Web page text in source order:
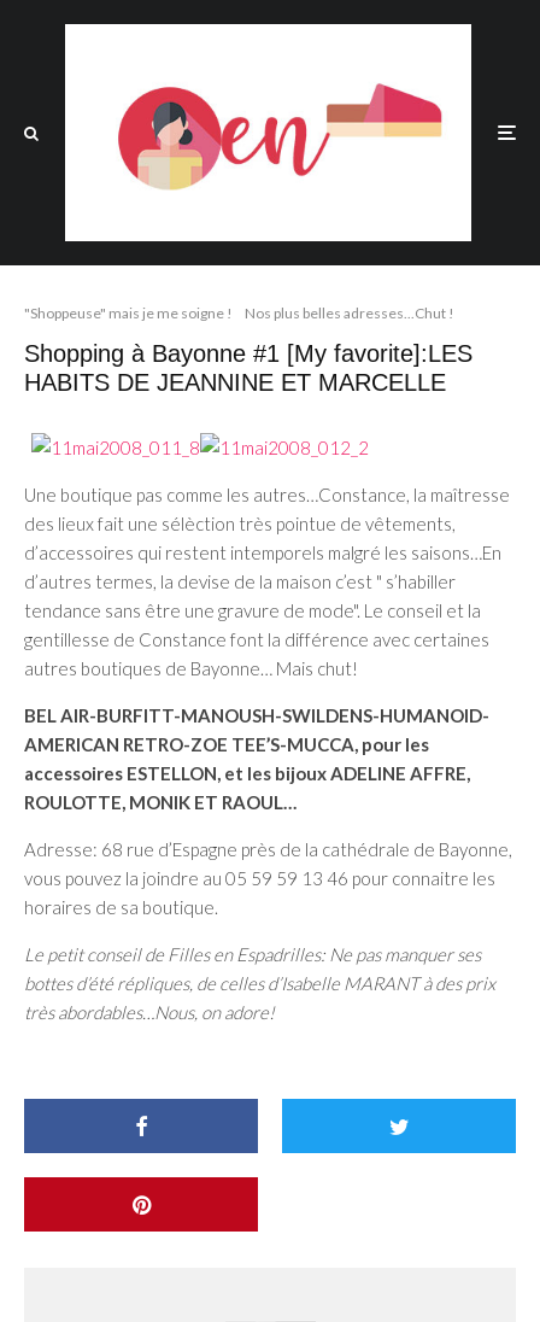
"Shoppeuse" mais je me soigne ! Nos plus belles adresses...Chut !
Shopping à Bayonne #1 [My favorite]:LES
HABITS DE JEANNINE ET MARCELLE
Une boutique pas comme les autres…Constance, la maîtresse
des lieux fait une sélèction très pointue de vêtements,
d’accessoires qui restent intemporels malgré les saisons…En
d’autres termes, la devise de la maison c’est " s’habiller
tendance sans être une gravure de mode". Le conseil et la
gentillesse de Constance font la différence avec certaines
autres boutiques de Bayonne… Mais chut!
BEL AIR-BURFITT-MANOUSH-SWILDENS-HUMANOID-
AMERICAN RETRO-ZOE TEE’S-MUCCA, pour les
accessoires ESTELLON, et les bijoux ADELINE AFFRE,
ROULOTTE, MONIK ET RAOUL…
Adresse: 68 rue d’Espagne près de la cathédrale de Bayonne,
vous pouvez la joindre au 05 59 59 13 46 pour connaitre les
horaires de sa boutique.
Le petit conseil de Filles en Espadrilles: Ne pas manquer ses
bottes d’été répliques, de celles d’Isabelle MARANT à des prix
très abordables…Nous, on adore!